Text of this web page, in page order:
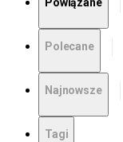
Polecane
Najnowsze
Tagi